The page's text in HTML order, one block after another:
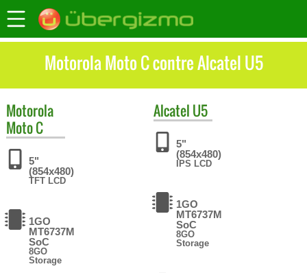
Motorola Moto C contre Alcatel U5
Motorola
Moto C
5"
(854x480)
TFT LCD
1GO
MT6737M
SoC
8GO
Storage
Alcatel U5
5"
(854x480)
IPS LCD
1GO
MT6737M
SoC
8GO
Storage